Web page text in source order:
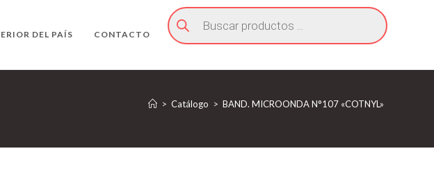
DEL PAÍS CONTACTO
Búsqueda
de
productos
> Catálogo > BAND. MICROONDA N°107 «COTNYL»